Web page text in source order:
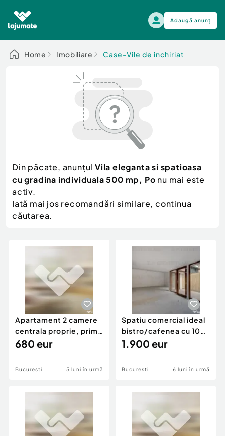
Adaugă anunț
Alege categoria
Auto, moto si ambarcatiuni
Electronice si electrocasnice
Mama si copilul
Moda si frumusete
Sport, timp liber, arta
Agro si Industrie
Afaceri și echipamente profesionale
Inchiriere Bunuri si Vehicule
Auto, moto si ambarcatiuni
Scutere - ATV - UTV
Autoutilitare
Ambarcatiuni
Camioane - Rulote - Remorci
Motociclete
Piese auto si accesorii
Home Imobiliare Case-Vile de inchiriat
Din păcate, anunțul Vila eleganta si spatioasa
cu gradina individuala 500 mp, Po nu mai este
activ.
Iată mai jos recomandări similare, continua
căutarea.
Apartament 2 camere
centrala proprie, prima
, zona linistita
680 eur
Bucuresti 5 luni în urmă
Spatiu comercial ideal
bistro/cafenea cu 10
mp curte langa P
1.900 eur
Bucuresti 6 luni în urmă